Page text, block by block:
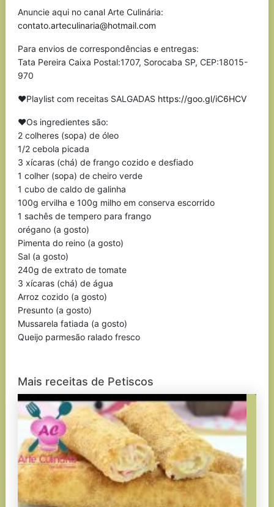
Anuncie aqui no canal Arte Culinária:
contato.arteculinaria@hotmail.com
Para envios de correspondências e entregas:
Tata Pereira Caixa Postal:1707, Sorocaba SP, CEP:18015-
970
❤Playlist com receitas SALGADAS https://goo.gl/iC6HCV
❤Os ingredientes são:
2 colheres (sopa) de óleo
1/2 cebola picada
3 xícaras (chá) de frango cozido e desfiado
1 colher (sopa) de cheiro verde
1 cubo de caldo de galinha
100g ervilha e 100g milho em conserva escorrido
1 sachês de tempero para frango
orégano (a gosto)
Pimenta do reino (a gosto)
Sal (a gosto)
240g de extrato de tomate
3 xícaras (chá) de água
Arroz cozido (a gosto)
Presunto (a gosto)
Mussarela fatiada (a gosto)
Queijo parmesão ralado fresco
Mais receitas de Petiscos